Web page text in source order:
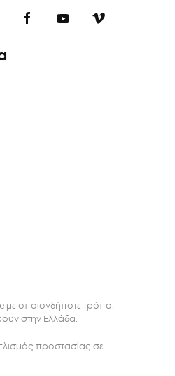
με οποιονδήποτε τρόπο,
στην Ελλάδα.
προστασίας σε
άμεσα